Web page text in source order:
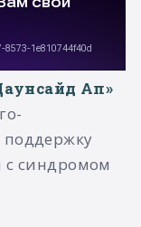
Ап»
поддержку
с синдромом